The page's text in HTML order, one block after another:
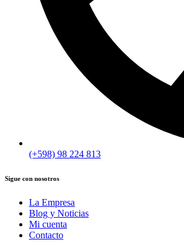
(+598) 98 224 813
Sigue con nosotros
La Empresa
Blog y Noticias
Mi cuenta
Contacto